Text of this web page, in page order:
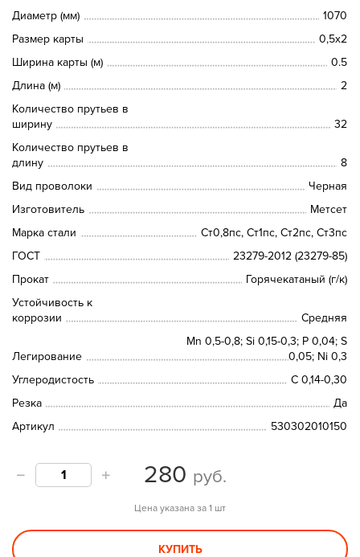
Диаметр (мм)
1070
Размер карты
0,5х2
Ширина карты (м)
0.5
Длина (м)
2
Количество прутьев в
ширину
32
Количество прутьев в
длину
8
Вид проволоки
Черная
Изготовитель
Метсет
Марка стали
Ст0,8пс, Ст1пс, Ст2пс, Ст3пс
ГОСТ
23279-2012 (23279-85)
Прокат
Горячекатаный (г/к)
Устойчивость к
коррозии
Средняя
Легирование
Mn 0,5-0,8; Si 0,15-0,3; P 0,04; S
0,05; Ni 0,3
Углеродистость
C 0,14-0,30
Резка
Да
Артикул
530302010150
280 руб.
Цена указана за 1 шт
КУПИТЬ